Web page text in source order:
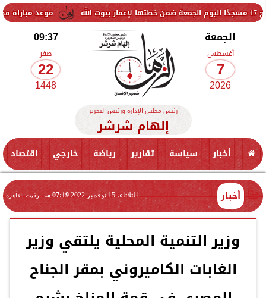
موعد مباراة مصر وإسبانيا
الجمعة
أغسطس
7
2026
09:37
صفر
22
1448
رئيس مجلس الإدارة ورئيس التحرير
إلهام شرشر
أخبار سياسة تقارير رياضة خارجي اقتصاد
أخبار الثلاثاء، 15 نوفمبر 2022 07:19 مـ بتوقيت القاهرة
وزير التنمية المحلية يلتقي وزير
الغابات الكاميروني بمقر الجناح